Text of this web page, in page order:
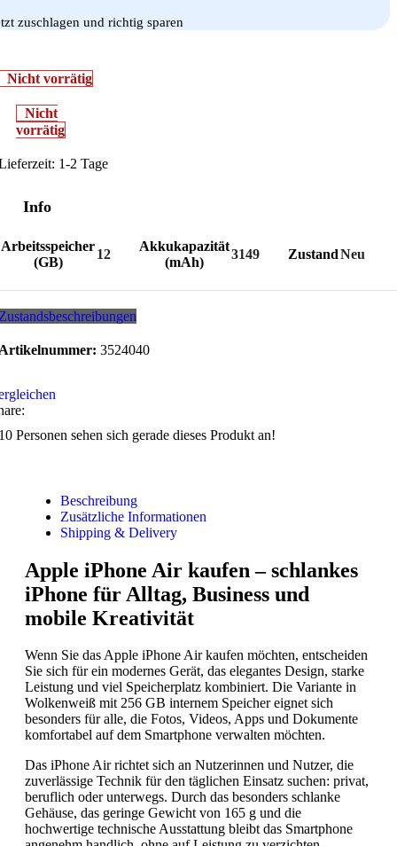
zuschlagen und richtig sparen
Nicht vorrätig
Nicht
vorrätig
1-2 Tage
Info
Arbeitsspeicher
(GB)
12
Akkukapazität
(mAh)
3149 ZustandNeu
3524040
Personen sehen sich gerade dieses Produkt an!
Beschreibung
Zusätzliche Informationen
Shipping & Delivery
Apple iPhone Air kaufen – schlankes
iPhone für Alltag, Business und
mobile Kreativität
Wenn Sie das Apple iPhone Air kaufen möchten, entscheiden
Sie sich für ein modernes Gerät, das elegantes Design, starke
Leistung und viel Speicherplatz kombiniert. Die Variante in
Wolkenweiß mit 256 GB internem Speicher eignet sich
besonders für alle, die Fotos, Videos, Apps und Dokumente
komfortabel auf dem Smartphone verwalten möchten.
Das iPhone Air richtet sich an Nutzerinnen und Nutzer, die
zuverlässige Technik für den täglichen Einsatz suchen: privat,
beruflich oder unterwegs. Durch das besonders schlanke
Gehäuse, das geringe Gewicht von 165 g und die
hochwertige technische Ausstattung bleibt das Smartphone